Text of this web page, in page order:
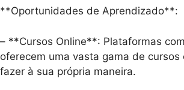
**Oportunidades de Aprendizado**:
– **Cursos Online**: Plataformas
oferecem uma vasta gama de cursos
fazer à sua própria maneira.